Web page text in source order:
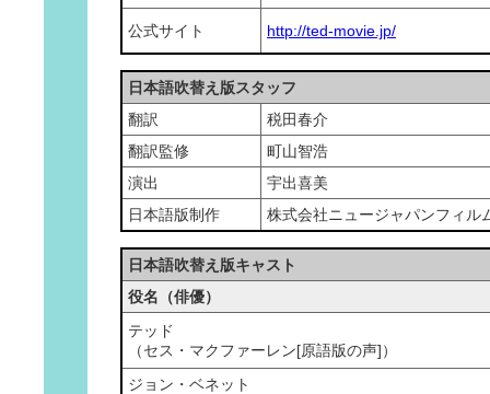
公式サイト http://ted-movie.jp/
日本語吹替え版スタッフ
翻訳
税田春介
翻訳監修
町山智浩
演出
宇出喜美
日本語版制作
株式会社ニュージャパンフィル
日本語吹替え版キャスト
役名（俳優）
テッド
（セス・マクファーレン[原語版の声]）
ジョン・ベネット